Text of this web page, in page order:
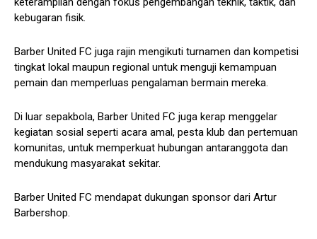
kebugaran fisik.
Barber United FC juga rajin mengikuti turnamen dan kompetisi
tingkat lokal maupun regional untuk menguji kemampuan
pemain dan memperluas pengalaman bermain mereka.
Di luar sepakbola, Barber United FC juga kerap menggelar
kegiatan sosial seperti acara amal, pesta klub dan pertemuan
komunitas, untuk memperkuat hubungan antaranggota dan
mendukung masyarakat sekitar.
Barber United FC mendapat dukungan sponsor dari Artur
Barbershop.